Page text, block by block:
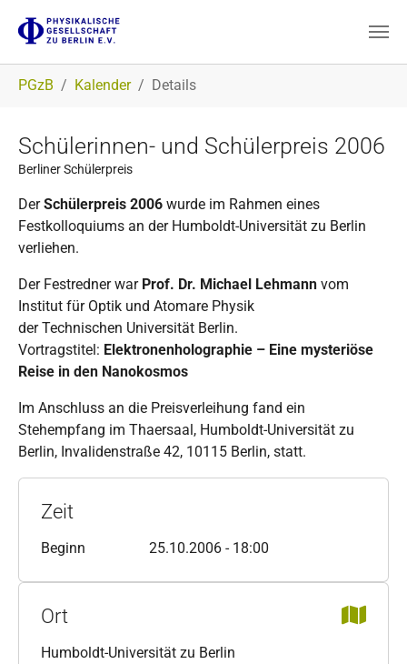
PGzB Kalender Details
Schülerinnen- und Schülerpreis 2006
Berliner Schülerpreis
DerSchülerpreis 2006 wurde im Rahmen eines
Festkolloquiums an der Humboldt-Universität zu Berlin
verliehen.
Der Festredner war Prof. Dr. Michael Lehmann vom
Institut für Optik und Atomare Physik
der Technischen Universität Berlin.
Vortragstitel: Elektronenholographie – Eine mysteriöse
Reise in den Nanokosmos
Im Anschluss an die Preisverleihung fand ein
Stehempfang im Thaersaal, Humboldt-Universität zu
Berlin, Invalidenstraße 42, 10115 Berlin, statt.
Zeit
Beginn 25.10.2006 - 18:00
Ort
Humboldt-Universität zu Berlin